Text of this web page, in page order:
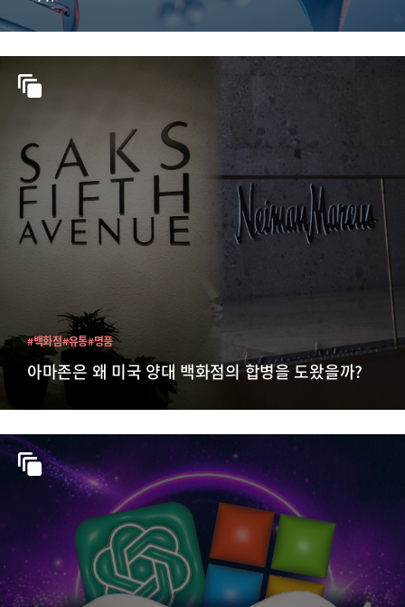
아마존은 왜 미국 양대 백화점의 합병을 도왔을까?
#백화점#유통#명품